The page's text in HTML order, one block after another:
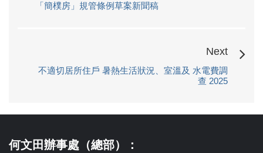
「簡樸房」規管條例草案新聞稿
Next
不適切居所住戶 暑熱生活狀況、室溫及 水電費調
查 2025
何文田辦事處（總部）：